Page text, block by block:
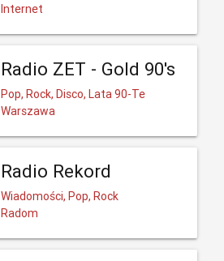
Internet
Radio ZET - Gold 90's
Pop, Rock, Disco, Lata 90-Te
Warszawa
Radio Rekord
Wiadomości, Pop, Rock
Radom